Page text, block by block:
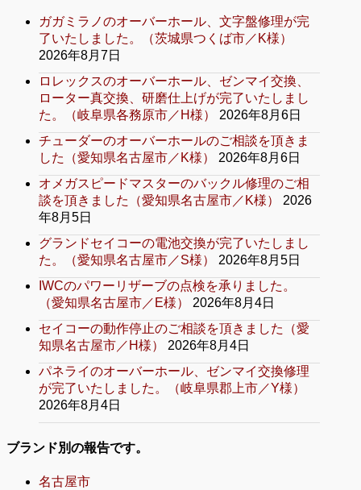
ガガミラノのオーバーホール、文字盤修理が完
了いたしました。（茨城県つくば市／K様）
2026年8月7日
ロレックスのオーバーホール、ゼンマイ交換、
ローター真交換、研磨仕上げが完了いたしまし
た。（岐阜県各務原市／H様）
2026年8月6日
チューダーのオーバーホールのご相談を頂きま
した（愛知県名古屋市／K様）
2026年8月6日
オメガスピードマスターのバックル修理のご相
談を頂きました（愛知県名古屋市／K様）
2026
年8月5日
グランドセイコーの電池交換が完了いたしまし
た。（愛知県名古屋市／S様）
2026年8月5日
IWCのパワーリザーブの点検を承りました。
（愛知県名古屋市／E様）
2026年8月4日
セイコーの動作停止のご相談を頂きました（愛
知県名古屋市／H様）
2026年8月4日
パネライのオーバーホール、ゼンマイ交換修理
が完了いたしました。（岐阜県郡上市／Y様）
2026年8月4日
ブランド別の報告です。
名古屋市